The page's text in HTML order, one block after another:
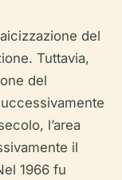
del
Tuttavia,
del
l’area
il
1966 fu